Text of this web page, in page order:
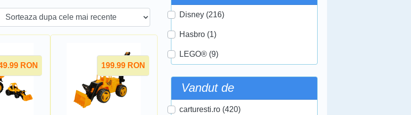
RON 199.99 RON
Disney (216)
Hasbro (1)
LEGO® (9)
Vandut de
carturesti.ro (420)